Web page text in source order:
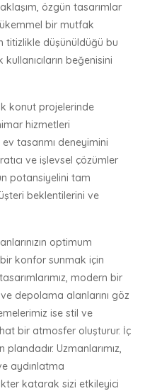
özgün tasarımlar
bir mutfak
titizlikle düşünüldüğü bu
beğenisini
konut projelerinde
hizmetleri
tasarımı deneyimini
ve işlevsel çözümler
potansiyelini tam
beklentilerini ve
optimum
bir konfor sunmak için
modern bir
depolama alanlarını göz
ise stil ve
bir atmosfer oluşturur. İç
Uzmanlarımız,
aydınlatma
katarak sizi etkileyici